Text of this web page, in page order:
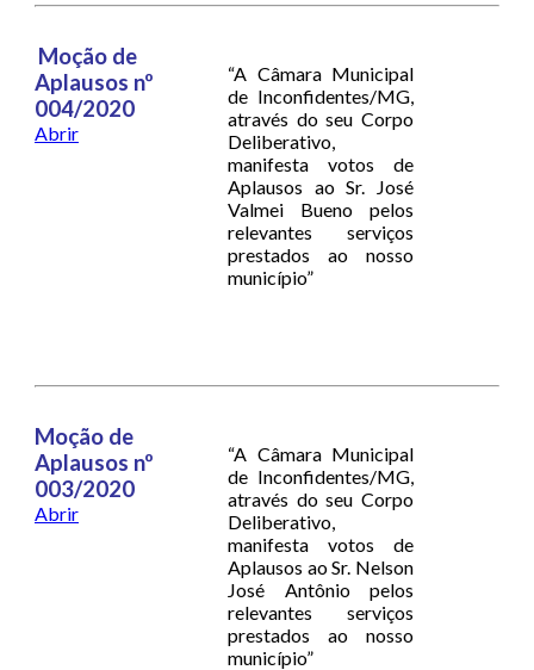
Moção de
Aplausos nº
004/2020
Abrir
“A Câmara Municipal
de Inconfidentes/MG,
através do seu Corpo
Deliberativo,
manifesta votos de
Aplausos ao Sr. José
Valmei Bueno pelos
relevantes serviços
prestados ao nosso
município”
Moção de
Aplausos nº
003/2020
Abrir
“A Câmara Municipal
de Inconfidentes/MG,
através do seu Corpo
Deliberativo,
manifesta votos de
Aplausos ao Sr. Nelson
José Antônio pelos
relevantes serviços
prestados ao nosso
município”